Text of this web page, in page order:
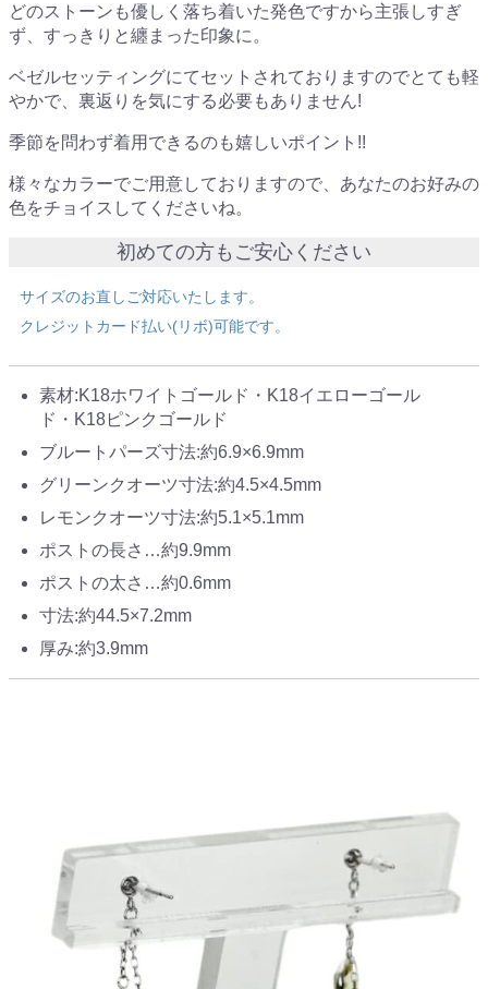
どのストーンも優しく落ち着いた発色ですから主張しすぎ
ず、すっきりと纏まった印象に。
ベゼルセッティングにてセットされておりますのでとても軽
やかで、裏返りを気にする必要もありません!
季節を問わず着用できるのも嬉しいポイント!!
様々なカラーでご用意しておりますので、あなたのお好みの
色をチョイスしてくださいね。
初めての方もご安心ください
サイズのお直しご対応いたします。
クレジットカード払い(リボ)可能です。
素材:K18ホワイトゴールド・K18イエローゴール
ド・K18ピンクゴールド
ブルートパーズ寸法:約6.9×6.9mm
グリーンクオーツ寸法:約4.5×4.5mm
レモンクオーツ寸法:約5.1×5.1mm
ポストの長さ…約9.9mm
ポストの太さ…約0.6mm
寸法:約44.5×7.2mm
厚み:約3.9mm